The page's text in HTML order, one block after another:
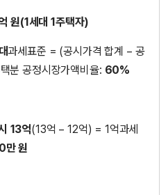
원(1세대 1주택자)
과세표준 = (공시가격 합계 − 공
분 공정시장가액비율: 60%
13억(13억 − 12억) = 1억과세
원